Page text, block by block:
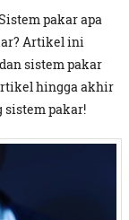
pakar apa
Artikel ini
sistem pakar
hingga akhir
pakar!